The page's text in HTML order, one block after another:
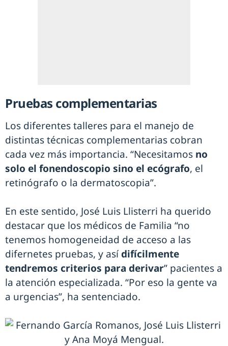
Pruebas complementarias
Los diferentes talleres para el manejo de
distintas técnicas complementarias cobran
cada vez más importancia. “Necesitamos no
solo el fonendoscopio sino el ecógrafo, el
retinógrafo o la dermatoscopia”.
En este sentido, José Luis Llisterri ha querido
destacar que los médicos de Familia “no
tenemos homogeneidad de acceso a las
difernetes pruebas, y así difícilmente
tendremos criterios para derivar” pacientes a
la atención especializada. “Por eso la gente va
a urgencias”, ha sentenciado.